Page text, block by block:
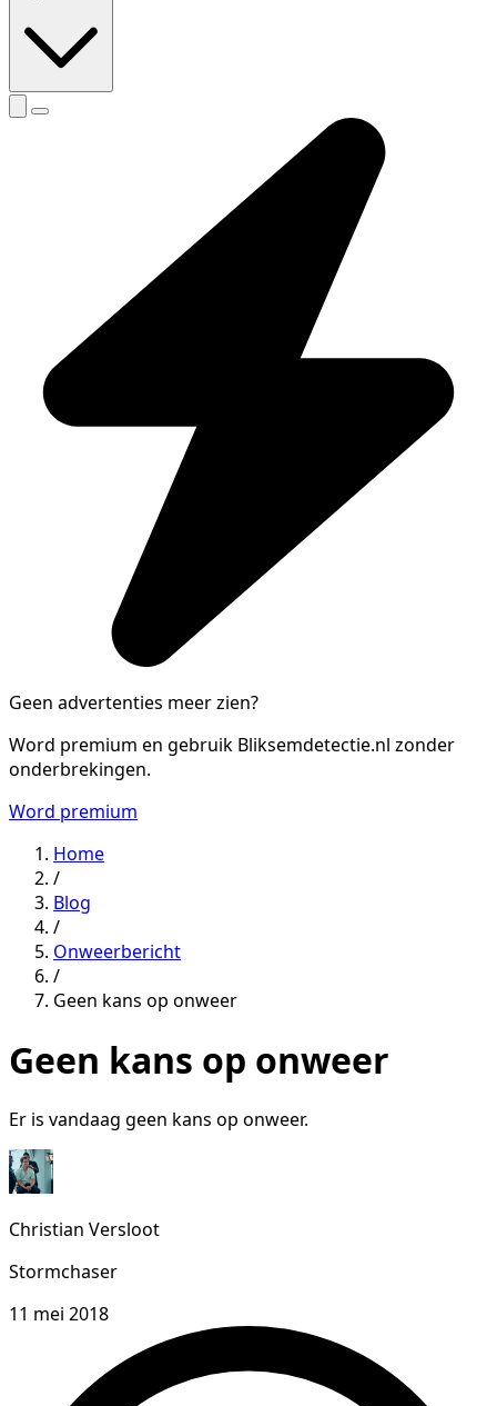
Geen advertenties meer zien?
Word premium en gebruik Bliksemdetectie.nl zonder
onderbrekingen.
Word premium
Home
/
Blog
/
Onweerbericht
/
Geen kans op onweer
Geen kans op onweer
Er is vandaag geen kans op onweer.
Christian Versloot
Stormchaser
11 mei 2018